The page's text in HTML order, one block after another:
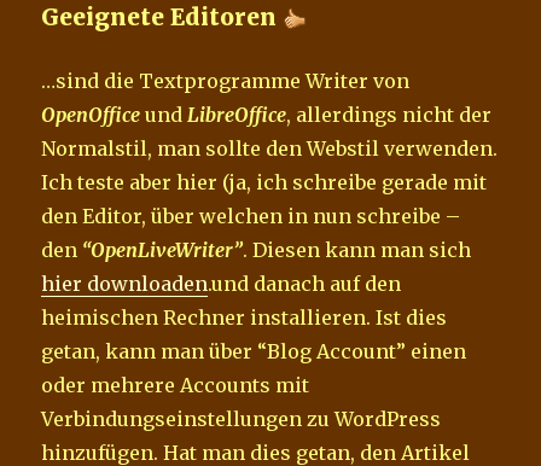
Geeignete Editoren
…sind die Textprogramme Writer von
OpenOffice und LibreOffice, allerdings nicht der
Normalstil, man sollte den Webstil verwenden.
Ich teste aber hier (ja, ich schreibe gerade mit
den Editor, über welchen in nun schreibe –
den “OpenLiveWriter”. Diesen kann man sich
hier downloaden.und danach auf den
heimischen Rechner installieren. Ist dies
getan, kann man über “Blog Account” einen
oder mehrere Accounts mit
Verbindungseinstellungen zu WordPress
hinzufügen. Hat man dies getan, den Artikel